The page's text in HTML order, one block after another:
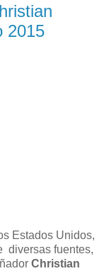
2015
Estados Unidos,
diversas fuentes,
Christian